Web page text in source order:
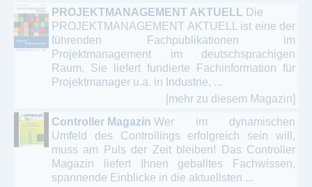
PROJEKTMANAGEMENT AKTUELL Die
PROJEKTMANAGEMENT AKTUELL ist eine der
führenden Fachpublikationen im
Projektmanagement im deutschsprachigen
Raum. Sie liefert fundierte Fachinformation für
Projektmanager u.a. in Industrie, ...
[mehr zu diesem Magazin]
Controller Magazin Wer im dynamischen
Umfeld des Controllings erfolgreich sein will,
muss am Puls der Zeit bleiben! Das Controller
Magazin liefert Ihnen geballtes Fachwissen,
spannende Einblicke in die aktuellsten ...